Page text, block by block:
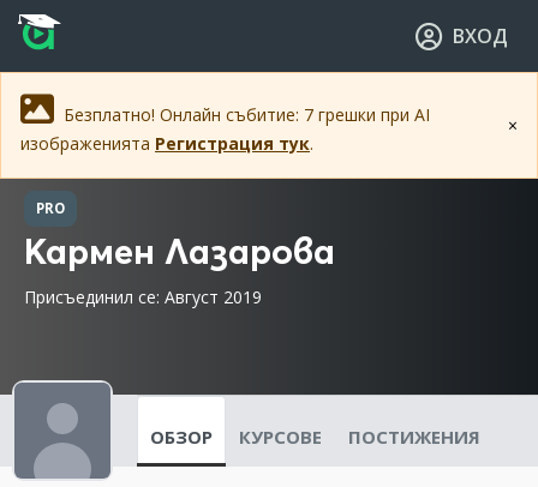
Прескочи към основното съдържание
Прескочи към навигацията
ВХОД
×
Безплатно! Онлайн събитие: 7 грешки при AI
изображенията Регистрация тук.
PRO
Кармен Лазарова
Присъединил се: Август 2019
ОБЗОР КУРСОВЕ ПОСТИЖЕНИЯ